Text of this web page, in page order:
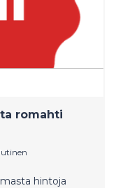
romahti
hintoja